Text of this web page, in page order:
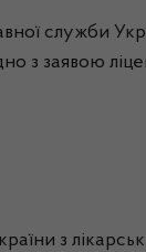
служби
з заявою
з